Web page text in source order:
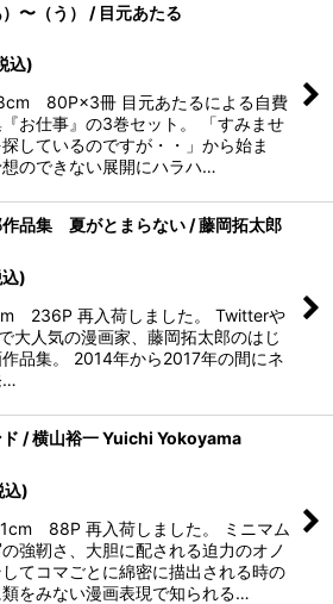
〜（う） / 目元あたる
込)
80P×3冊 目元あたるによる自費
お仕事』の3巻セット。 「すみませ
しているのですが・・」から始ま
のできない展開にハラハ…
作品集 夏がとまらない / 藤岡拓太郎
)
236P 再入荷しました。 Twitterや
大人気の漫画家、藤岡拓太郎のはじ
品集。 2014年から2017年の間にネ
…
ド / 横山裕一 Yuichi Yokoyama
込)
88P 再入荷しました。 ミニマム
強靭さ、大胆に配される迫力のオノ
てコマごとに綿密に描出される時の
をみない漫画表現で知られる…